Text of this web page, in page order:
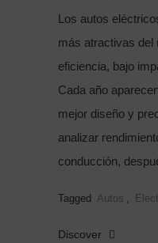
Los autos
más atractivas del
eficiencia, bajo
Cada año
mejor diseño y
analizar
conducción,
Tagged Autos
Discover